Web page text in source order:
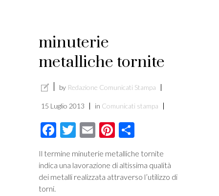
minuterie
metalliche tornite
by Redazione Comunicati Stampa
15 Luglio 2013 in Comunicati stampa
Facebook
Twitter
EmailPinterest
Il termine minuterie metalliche tornite
indica una lavorazione di altissima qualità
dei metalli realizzata attraverso l’utilizzo di
torni.